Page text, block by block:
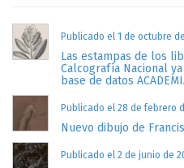
Publicado el 1 de octubre
Las estampas de los
Calcografía Nacional
base de datos
Publicado el 28 de febrero
Nuevo dibujo de
Publicado el 2 de junio de